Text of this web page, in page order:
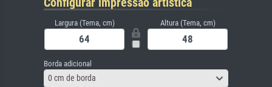
Largura (Tema, cm) Altura (Tema, cm)
Borda adicional
0 cm de borda